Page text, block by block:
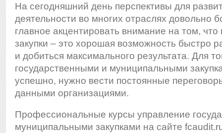
На сегодняшний день перспективы для
деятельности во многих отраслях довольно
главное акцентировать внимание на том, что
закупки – это хорошая возможность быстро
и добиться максимального результата. Для
государственными и муниципальными
успешно, нужно вести постоянные
данными организациями.
Профессиональные курсы управление
муниципальными закупками на сайте